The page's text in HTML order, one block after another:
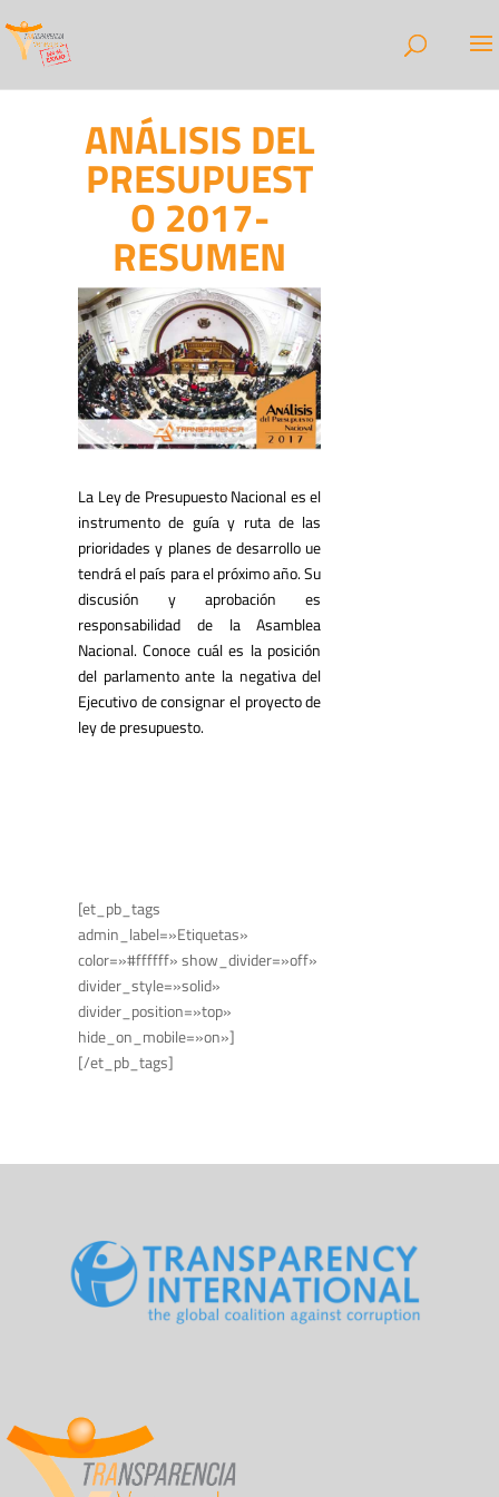
ANÁLISIS DEL
PRESUPUEST
O 2017-
RESUMEN
La Ley de Presupuesto Nacional es el
instrumento de guía y ruta de las
prioridades y planes de desarrollo ue
tendrá el país para el próximo año. Su
discusión y aprobación es
responsabilidad de la Asamblea
Nacional. Conoce cuál es la posición
del parlamento ante la negativa del
Ejecutivo de consignar el proyecto de
ley de presupuesto.
[et_pb_tags
admin_label=»Etiquetas»
color=»#ffffff» show_divider=»off»
divider_style=»solid»
divider_position=»top»
hide_on_mobile=»on»]
[/et_pb_tags]